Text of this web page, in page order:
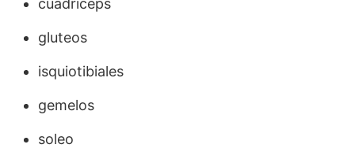
cuadriceps
gluteos
isquiotibiales
gemelos
soleo